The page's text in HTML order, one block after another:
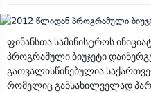
ფინანსთა სამინისტროს
პროგრამული ბიუჯეტი
გათვალისწინებულია
რომელიც განსახილველად